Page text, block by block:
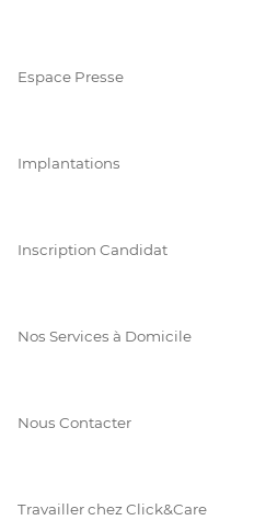
Espace Presse
Implantations
Inscription Candidat
Nos Services à Domicile
Nous Contacter
Travailler chez Click&Care